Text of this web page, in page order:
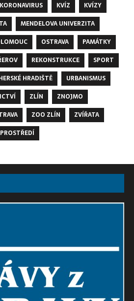
KORONAVIRUS KVÍZ
KVÍZY
MENDELOVA UNIVERZITA
OSTRAVA
PAMÁTKY
REKONSTRUKCE
SPORT
HRADIŠTĚ
URBANISMUS
ZLÍN
ZNOJMO
ZOO ZLÍN
ZVÍŘATA